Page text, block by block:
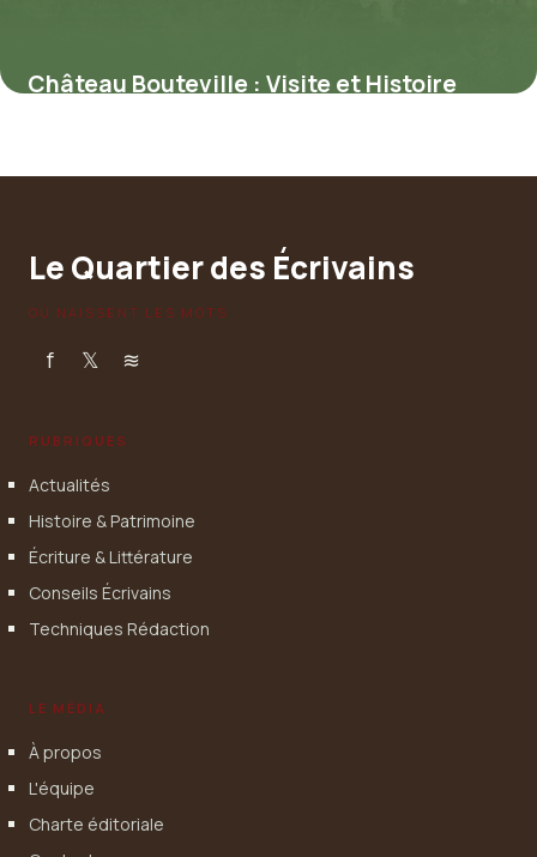
Château Bouteville : Visite et Histoire
Le Quartier des Écrivains
OÙ NAISSENT LES MOTS
f 𝕏 ≋
RUBRIQUES
Actualités
Histoire & Patrimoine
Écriture & Littérature
Conseils Écrivains
Techniques Rédaction
LE MÉDIA
À propos
L'équipe
Charte éditoriale